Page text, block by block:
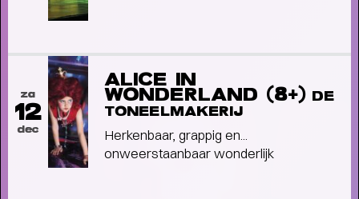
za
12
dec
ALICE IN
WONDERLAND (8+) DE
TONEELMAKERIJ
Herkenbaar, grappig en...
onweerstaanbaar wonderlijk